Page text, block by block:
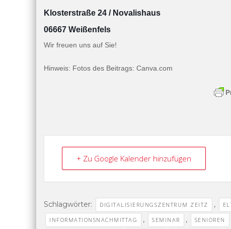
Klosterstraße 24 / Novalishaus
06667 Weißenfels
Wir freuen uns auf Sie!
Hinweis: Fotos des Beitrags: Canva.com
+ Zu Google Kalender hinzufügen
Schlagwörter: DIGITALISIERUNGSZENTRUM ZEITZ ,
INFORMATIONSNACHMITTAG , SEMINAR , SENIOREN